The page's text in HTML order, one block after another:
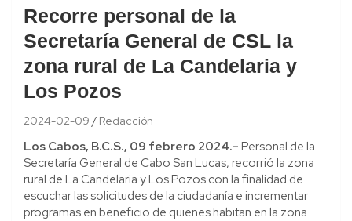
Recorre personal de la
Secretaría General de CSL la
zona rural de La Candelaria y
Los Pozos
2024-02-09 Redacción
Los Cabos, B.C.S., 09 febrero 2024.- Personal de la
Secretaría General de Cabo San Lucas, recorrió la zona
rural de La Candelaria y Los Pozos con la finalidad de
escuchar las solicitudes de la ciudadanía e incrementar
programas en beneficio de quienes habitan en la zona.